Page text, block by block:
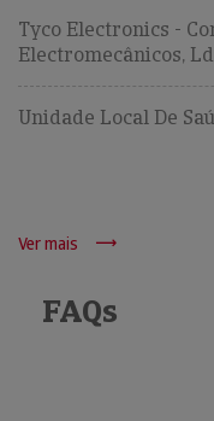
Tyco Electronics -
Electromecânicos,
Unidade Local De
Ver mais
FAQs